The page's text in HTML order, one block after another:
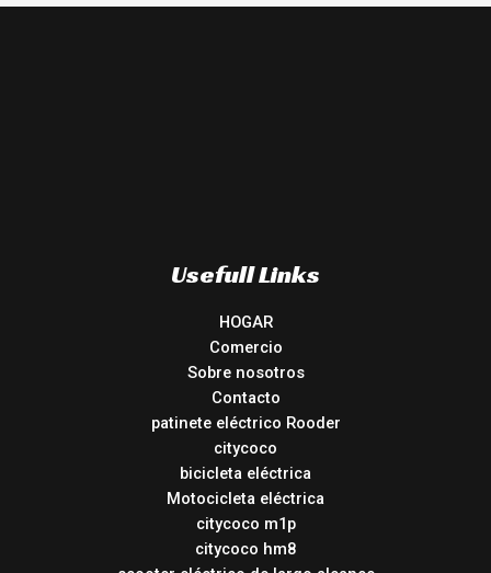
Usefull Links
HOGAR
Comercio
Sobre nosotros
Contacto
patinete eléctrico Rooder
citycoco
bicicleta eléctrica
Motocicleta eléctrica
citycoco m1p
citycoco hm8